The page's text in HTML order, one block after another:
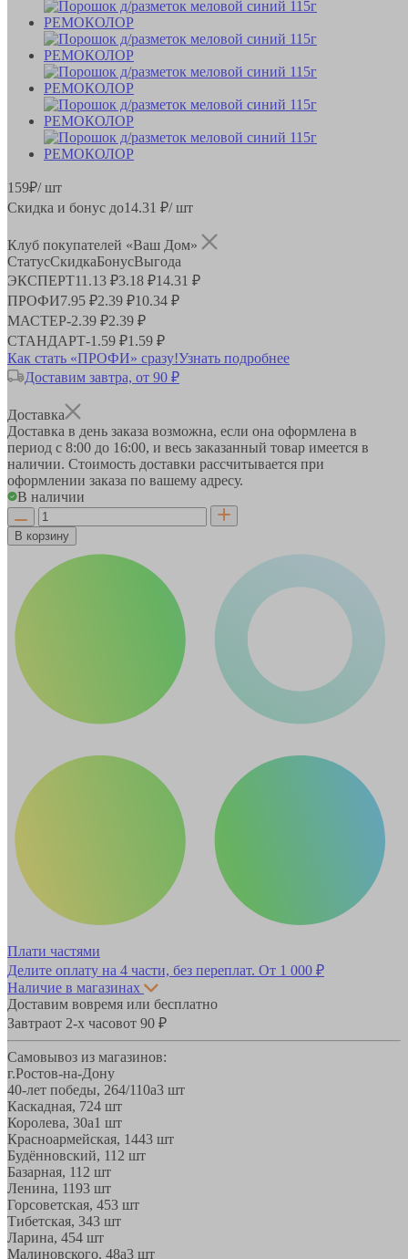
159₽/ шт
Скидка и бонус до14.31 ₽/ шт
Клуб покупателей «Ваш Дом»
СтатусСкидкаБонусВыгода
ЭКСПЕРТ11.13 ₽3.18 ₽14.31 ₽
ПРОФИ7.95 ₽2.39 ₽10.34 ₽
МАСТЕР-2.39 ₽2.39 ₽
СТАНДАРТ-1.59 ₽1.59 ₽
Как стать «ПРОФИ» сразу!Узнать подробнее
Доставим завтра, от 90 ₽
Доставка
Доставка в день заказа возможна, если она оформлена в
период с 8:00 до 16:00, и весь заказанный товар имеется в
наличии. Стоимость доставки рассчитывается при
оформлении заказа по вашему адресу.
В наличии
В корзину
Плати частями
Делите оплату на 4 части, без переплат. От 1 000 ₽
Наличие в магазинах
Доставим вовремя или бесплатно
Завтраот 2-х часовот 90 ₽
Самовывоз из магазинов:
г.Ростов-на-Дону
40-лет победы, 264/110а3 шт
Каскадная, 724 шт
Королева, 30а1 шт
Красноармейская, 1443 шт
Будённовский, 11 2 шт
Базарная, 11 2 шт
Ленина, 1193 шт
Горсоветская, 453 шт
Тибетская, 343 шт
Ларина, 454 шт
Малиновского, 48а3 шт